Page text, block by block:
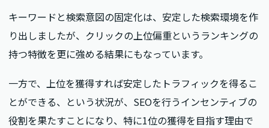
キーワードと検索意図の固定化は、安定した検索環境を作
り出しましたが、クリックの上位偏重というランキングの
持つ特徴を更に強める結果にもなっています。
一方で、上位を獲得すれば安定したトラフィックを得るこ
とができる、という状況が、SEOを行うインセンティブの
役割を果たすことになり、特に1位の獲得を目指す理由で